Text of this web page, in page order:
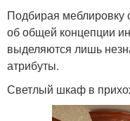
Подбирая меблировку
об общей концепции
выделяются лишь
атрибуты.
Светлый шкаф в